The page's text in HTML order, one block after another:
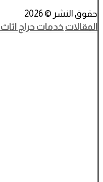
حقوق النشر © 2026
المقالات خدمات حراج